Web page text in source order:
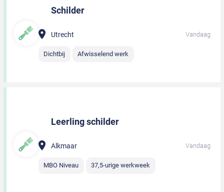
Schilder
Utrecht Vandaag
Dichtbij Afwisselend werk
Leerling schilder
Alkmaar Vandaag
MBO Niveau 37,5-urige werkweek